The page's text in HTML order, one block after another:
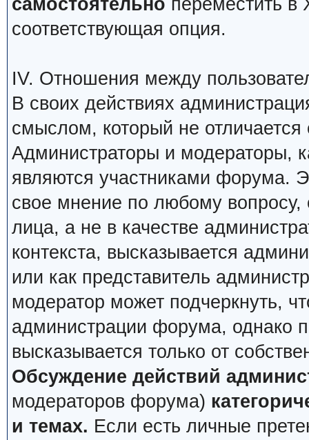
самостоятельно переместить в
соответствующая опция.
IV. Отношения между
В своих действиях
смыслом, который не отличается
Администраторы и модераторы,
являются участниками форума.
свое мнение по любому
лица, а не в качестве
контекста, высказывается
или как представитель
модератор может подчеркнуть,
администрации форума, однако
высказывается только от
Обсуждение действий
модераторов форума)
и темах. Если есть личные